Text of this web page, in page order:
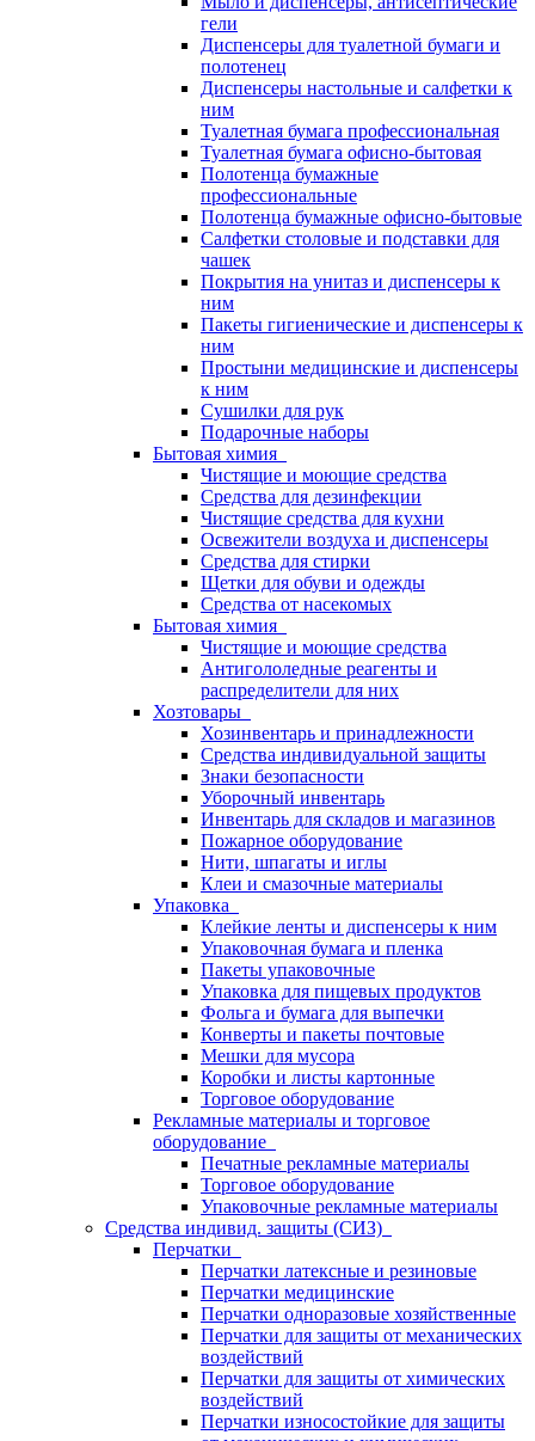
гели
Диспенсеры для туалетной бумаги и
полотенец
Диспенсеры настольные и салфетки к
ним
Туалетная бумага профессиональная
Туалетная бумага офисно-бытовая
Полотенца бумажные
профессиональные
Полотенца бумажные офисно-бытовые
Салфетки столовые и подставки для
чашек
Покрытия на унитаз и диспенсеры к
ним
Пакеты гигиенические и диспенсеры к
ним
Простыни медицинские и диспенсеры
к ним
Сушилки для рук
Подарочные наборы
Бытовая химия
Чистящие и моющие средства
Средства для дезинфекции
Чистящие средства для кухни
Освежители воздуха и диспенсеры
Средства для стирки
Щетки для обуви и одежды
Средства от насекомых
Бытовая химия
Чистящие и моющие средства
Антигололедные реагенты и
распределители для них
Хозтовары
Хозинвентарь и принадлежности
Средства индивидуальной защиты
Знаки безопасности
Уборочный инвентарь
Инвентарь для складов и магазинов
Пожарное оборудование
Нити, шпагаты и иглы
Клеи и смазочные материалы
Упаковка
Клейкие ленты и диспенсеры к ним
Упаковочная бумага и пленка
Пакеты упаковочные
Упаковка для пищевых продуктов
Фольга и бумага для выпечки
Конверты и пакеты почтовые
Мешки для мусора
Коробки и листы картонные
Торговое оборудование
Рекламные материалы и торговое
оборудование
Печатные рекламные материалы
Торговое оборудование
Упаковочные рекламные материалы
Средства индивид. защиты (СИЗ)
Перчатки
Перчатки латексные и резиновые
Перчатки медицинские
Перчатки одноразовые хозяйственные
Перчатки для защиты от механических
воздействий
Перчатки для защиты от химических
воздействий
Перчатки износостойкие для защиты